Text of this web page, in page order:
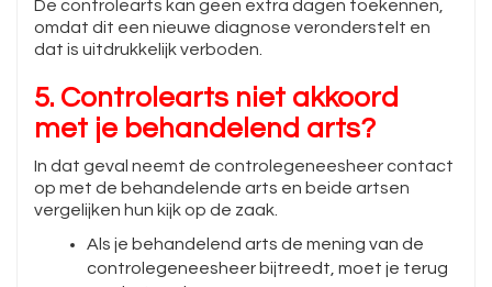
De controlearts kan geen extra dagen toekennen,
omdat dit een nieuwe diagnose veronderstelt en
dat is uitdrukkelijk verboden.
5. Controlearts niet akkoord
met je behandelend arts?
In dat geval neemt de controlegeneesheer contact
op met de behandelende arts en beide artsen
vergelijken hun kijk op de zaak.
Als je behandelend arts de mening van de
controlegeneesheer bijtreedt, moet je terug